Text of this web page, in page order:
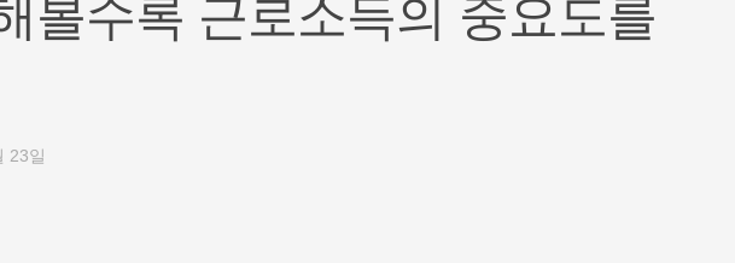
볼수록 근로소득의 중요도를
23일